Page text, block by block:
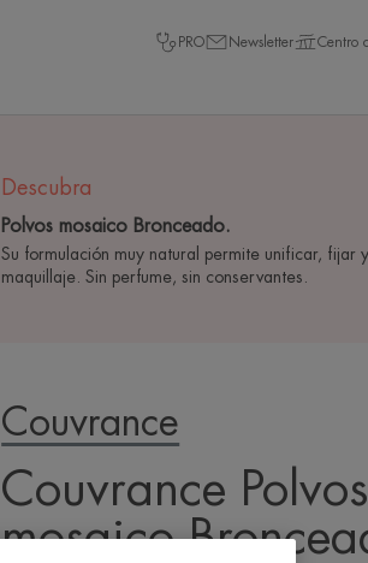
PRO Newsletter Centro
Descubra
Polvos mosaico Bronceado.
Su formulación muy natural permite unificar, fijar
maquillaje. Sin perfume, sin conservantes.
Couvrance
Couvrance Polvos
mosaico